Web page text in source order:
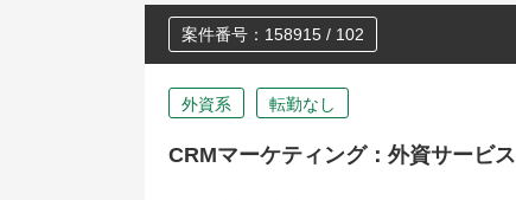
案件番号：158915 / 102
外資系 転勤なし
CRMマーケティング：外資サービス